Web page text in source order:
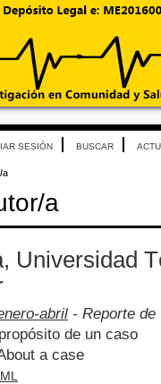
SESIÓN BUSCAR
a
a
Universidad
abril - Reporte de
de un caso
a case